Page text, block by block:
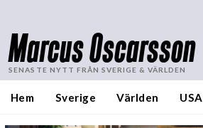
Marcus Oscarsson
SENASTE NYTT FRÅN SVERIGE & VÄRLDEN
Hem Sverige Världen USA